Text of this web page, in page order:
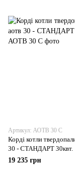
Артикул: АОТВ 30 С
Корді котли
30 - СТАНДАРТ 30квт.
19 235 грн